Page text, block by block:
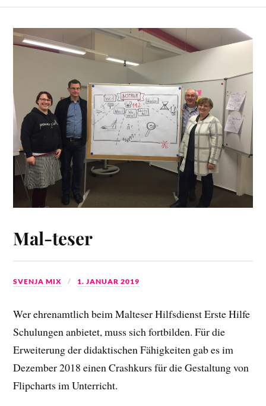
Mal-teser
SVENJA MIX 1. JANUAR 2019
Wer ehrenamtlich beim Malteser Hilfsdienst Erste Hilfe
Schulungen anbietet, muss sich fortbilden. Für die
Erweiterung der didaktischen Fähigkeiten gab es im
Dezember 2018 einen Crashkurs für die Gestaltung von
Flipcharts im Unterricht.